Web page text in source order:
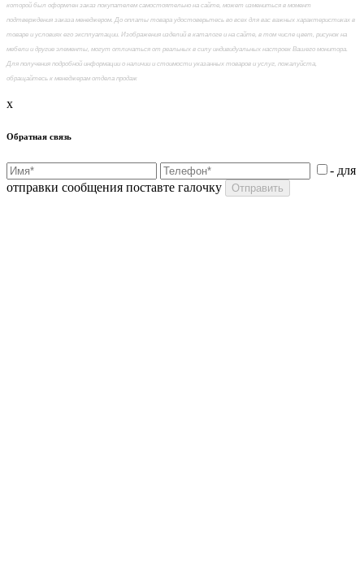
которой был оформлен заказ покупателем самостоятельно на сайте, может измениться в момент
подтверждения заказа менеджером. До оплаты товара удостоверьтесь во всех для вас важных характеристиках в
товаре и условиях его эксплуатации. Изображения изделий в каталоге и на сайте, в том числе цвет, рисунок на
мебели и другие элементы, могут отличаться от реальных в силу индивидуальных настроек Вашего монитора.
Для получения подробной информации о наличии и стоимости указанных товаров и услуг, пожалуйста,
обращайтесь к менеджерам отдела продаж
x
Обратная связь
- для
отправки сообщения поставте галочку